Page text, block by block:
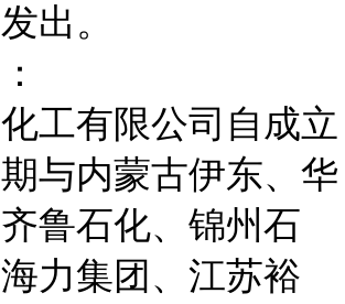
出。
工有限公司自成立
与内蒙古伊东、华
鲁石化、锦州石
力集团、江苏裕